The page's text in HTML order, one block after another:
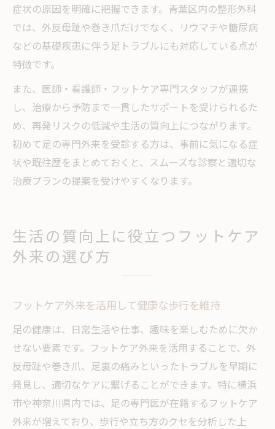
症状の原因を明確に把握できます。青葉区内の整形外科
では、外反母趾や巻き爪だけでなく、リウマチや糖尿病
などの基礎疾患に伴う足トラブルにも対応している点が
特徴です。
また、医師・看護師・フットケア専門スタッフが連携
し、治療から予防まで一貫したサポートを受けられるた
め、再発リスクの低減や生活の質向上につながります。
初めて足の専門外来を受診する方は、事前に気になる症
状や既往歴をまとめておくと、スムーズな診察と適切な
治療プランの提案を受けやすくなります。
生活の質向上に役立つフットケア
外来の選び方
フットケア外来を活用して健康な歩行を維持
足の健康は、日常生活や仕事、趣味を楽しむために欠か
せない要素です。フットケア外来を活用することで、外
反母趾や巻き爪、足裏の痛みといったトラブルを早期に
発見し、適切なケアに繋げることができます。特に横浜
市や神奈川県内では、足の専門医が在籍するフットケア
外来が増えており、歩行や立ち方のクセを分析した上